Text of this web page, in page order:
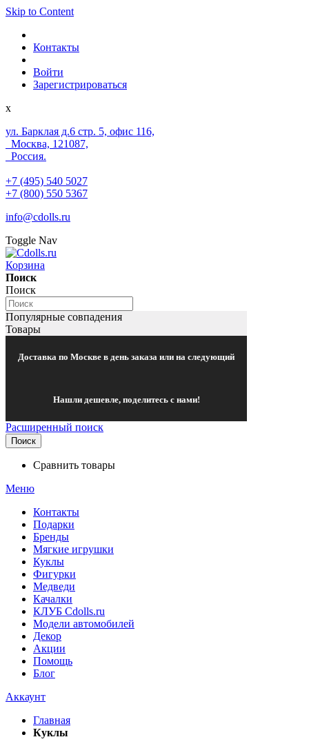
Skip to Content
Контакты
Войти
Зарегистрироваться
x
ул. Барклая д.6 стр. 5, офис 116,
Москва, 121087,
Россия.
+7 (495) 540 5027
+7 (800) 550 5367
info@cdolls.ru
Toggle Nav
Корзина
Поиск
Поиск
Популярные совпадения
Товары
Доставка по Москве в день заказа или на следующий
Нашли дешевле, поделитесь с нами!
Расширенный поиск
Поиск
Сравнить товары
Меню
Контакты
Подарки
Бренды
Мягкие игрушки
Куклы
Фигурки
Медведи
Качалки
КЛУБ Cdolls.ru
Модели автомобилей
Декор
Акции
Помощь
Блог
Аккаунт
Главная
Куклы